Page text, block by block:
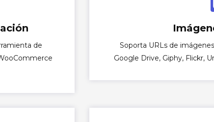
de
Soporta URLs de
Google Drive, Giphy, Flickr,